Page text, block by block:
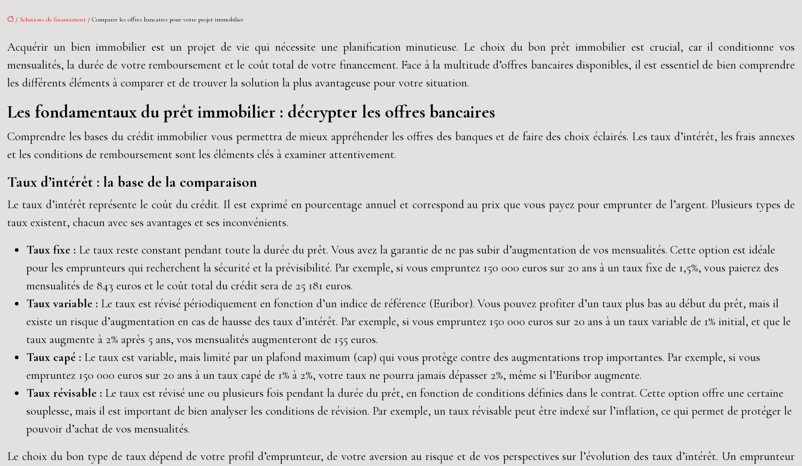
/ Solutions de financement / Comparer les offres bancaires pour votre projet immobilier
Acquérir un bien immobilier est un projet de vie qui nécessite une planification minutieuse. Le choix du bon prêt immobilier est crucial, car il conditionne vos
mensualités, la durée de votre remboursement et le coût total de votre financement. Face à la multitude d’offres bancaires disponibles, il est essentiel de bien comprendre
les différents éléments à comparer et de trouver la solution la plus avantageuse pour votre situation.
Les fondamentaux du prêt immobilier : décrypter les offres bancaires
Comprendre les bases du crédit immobilier vous permettra de mieux appréhender les offres des banques et de faire des choix éclairés. Les taux d’intérêt, les frais annexes
et les conditions de remboursement sont les éléments clés à examiner attentivement.
Taux d’intérêt : la base de la comparaison
Le taux d’intérêt représente le coût du crédit. Il est exprimé en pourcentage annuel et correspond au prix que vous payez pour emprunter de l’argent. Plusieurs types de
taux existent, chacun avec ses avantages et ses inconvénients.
Taux fixe : Le taux reste constant pendant toute la durée du prêt. Vous avez la garantie de ne pas subir d’augmentation de vos mensualités. Cette option est idéale
pour les emprunteurs qui recherchent la sécurité et la prévisibilité. Par exemple, si vous empruntez 150 000 euros sur 20 ans à un taux fixe de 1,5%, vous paierez des
mensualités de 843 euros et le coût total du crédit sera de 25 181 euros.
Taux variable : Le taux est révisé périodiquement en fonction d’un indice de référence (Euribor). Vous pouvez profiter d’un taux plus bas au début du prêt, mais il
existe un risque d’augmentation en cas de hausse des taux d’intérêt. Par exemple, si vous empruntez 150 000 euros sur 20 ans à un taux variable de 1% initial, et que le
taux augmente à 2% après 5 ans, vos mensualités augmenteront de 155 euros.
Taux capé : Le taux est variable, mais limité par un plafond maximum (cap) qui vous protège contre des augmentations trop importantes. Par exemple, si vous
empruntez 150 000 euros sur 20 ans à un taux capé de 1% à 2%, votre taux ne pourra jamais dépasser 2%, même si l’Euribor augmente.
Taux révisable : Le taux est révisé une ou plusieurs fois pendant la durée du prêt, en fonction de conditions définies dans le contrat. Cette option offre une certaine
souplesse, mais il est important de bien analyser les conditions de révision. Par exemple, un taux révisable peut être indexé sur l’inflation, ce qui permet de protéger le
pouvoir d’achat de vos mensualités.
Le choix du bon type de taux dépend de votre profil d’emprunteur, de votre aversion au risque et de vos perspectives sur l’évolution des taux d’intérêt. Un emprunteur